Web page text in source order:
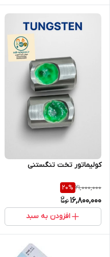
کولیماتور تخت تنگستنی
21,000,000
20%
16,800,000
افزودن به سبد